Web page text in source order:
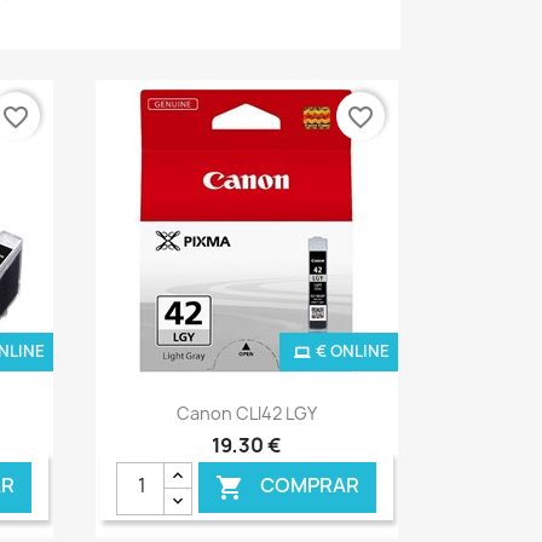
favorite_border
Ver+
Canon CLI42 LGY
19,30 €
 COMPRAR
€ ONLINE
favorite_border